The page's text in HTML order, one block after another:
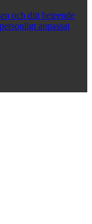
och ditt beteende
anpassat